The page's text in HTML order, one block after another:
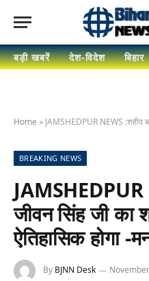
बड़ी खबरें देश-विदेश बिहार
Home » JAMSHEDPUR NEWS :शहीद बाबा जीवन
BREAKING NEWS
JAMSHEDPUR
जीवन सिंह जी का
ऐतिहासिक होगा -
By BJNN Desk